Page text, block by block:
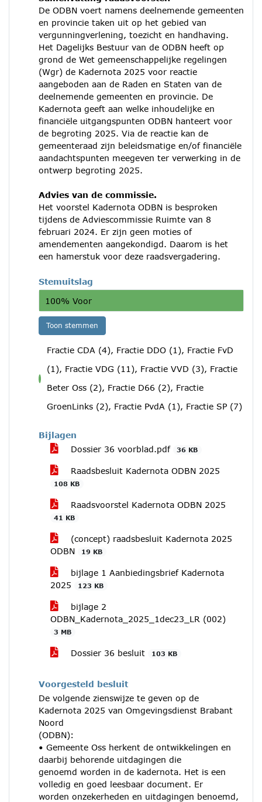
De ODBN voert namens deelnemende gemeenten
en provincie taken uit op het gebied van
vergunningverlening, toezicht en handhaving.
Het Dagelijks Bestuur van de ODBN heeft op
grond de Wet gemeenschappelijke regelingen
(Wgr) de Kadernota 2025 voor reactie
aangeboden aan de Raden en Staten van de
deelnemende gemeenten en provincie. De
Kadernota geeft aan welke inhoudelijke en
financiële uitgangspunten ODBN hanteert voor
de begroting 2025. Via de reactie kan de
gemeenteraad zijn beleidsmatige en/of financiële
aandachtspunten meegeven ter verwerking in de
ontwerp begroting 2025.
Advies van de commissie.
Het voorstel Kadernota ODBN is besproken
tijdens de Adviescommissie Ruimte van 8
februari 2024. Er zijn geen moties of
amendementen aangekondigd. Daarom is het
een hamerstuk voor deze raadsvergadering.
Stemuitslag
100% Voor
Toon stemmen
voor
Fractie CDA (4), Fractie DDO (1), Fractie FvD
(1), Fractie VDG (11), Fractie VVD (3), Fractie
Beter Oss (2), Fractie D66 (2), Fractie
GroenLinks (2), Fractie PvdA (1), Fractie SP (7)
Bijlagen
Dossier 36 voorblad.pdf
36 KB
Raadsbesluit Kadernota ODBN 2025
108 KB
Raadsvoorstel Kadernota ODBN 2025
41 KB
(concept) raadsbesluit Kadernota 2025
ODBN
19 KB
bijlage 1 Aanbiedingsbrief Kadernota
2025
123 KB
bijlage 2
ODBN_Kadernota_2025_1dec23_LR (002)
3 MB
Dossier 36 besluit 103 KB
Voorgesteld besluit
De volgende zienswijze te geven op de
Kadernota 2025 van Omgevingsdienst Brabant
Noord
(ODBN):
• Gemeente Oss herkent de ontwikkelingen en
daarbij behorende uitdagingen die
genoemd worden in de kadernota. Het is een
volledig en goed leesbaar document. Er
worden onzekerheden en uitdagingen benoemd,